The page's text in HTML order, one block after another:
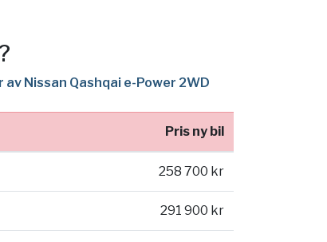
Nissan Qashqai e-Power 2WD
Pris ny bil
258 700 kr
291 900 kr